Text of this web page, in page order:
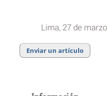
Lima, 27 de marzo
Enviar un artículo